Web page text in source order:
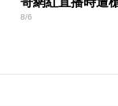
8/6